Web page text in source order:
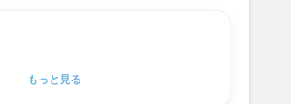
もっと見る